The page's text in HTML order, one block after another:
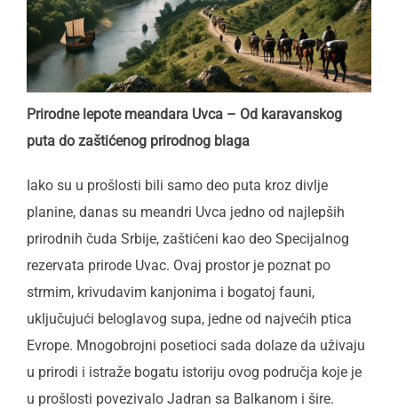
Prirodne lepote meandara Uvca – Od karavanskog
puta do zaštićenog prirodnog blaga
Iako su u prošlosti bili samo deo puta kroz divlje
planine, danas su meandri Uvca jedno od najlepših
prirodnih čuda Srbije, zaštićeni kao deo Specijalnog
rezervata prirode Uvac. Ovaj prostor je poznat po
strmim, krivudavim kanjonima i bogatoj fauni,
uključujući beloglavog supa, jedne od najvećih ptica
Evrope. Mnogobrojni posetioci sada dolaze da uživaju
u prirodi i istraže bogatu istoriju ovog područja koje je
u prošlosti povezivalo Jadran sa Balkanom i šire.